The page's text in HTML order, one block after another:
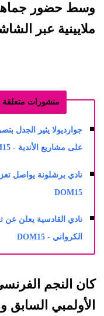
وسط حضور
ملايينية عبر
منشورات متعلقة
جوارديولا يثير الجدل
على مشاريع الأندية - DOM15
نادي برشلونة يواصل
DOM15
نادي القادسية يعلن عن
الكرواني - DOM15
كان النجم
الأولمبي السابق